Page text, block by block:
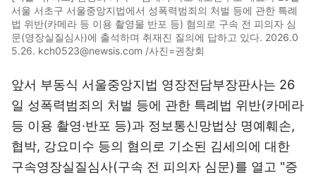
서울 서초구 서울중앙지법에서 성폭력범죄의 처벌 등에 관한 특례
법 위반(카메라 등 이용 촬영물 반포 등) 혐의로 구속 전 피의자 심
문(영장실질심사)에 출석하며 취재진 질의에 답하고 있다. 2026.0
5.26. kch0523@newsis.com /사진=권창회
앞서 부동식 서울중앙지법 영장전담부장판사는 26
일 성폭력범죄의 처벌 등에 관한 특례법 위반(카메라
등 이용 촬영·반포 등)과 정보통신망법상 명예훼손,
협박, 강요미수 등의 혐의로 기소된 김세의에 대한
구속영장실질심사(구속 전 피의자 심문)를 열고 "증